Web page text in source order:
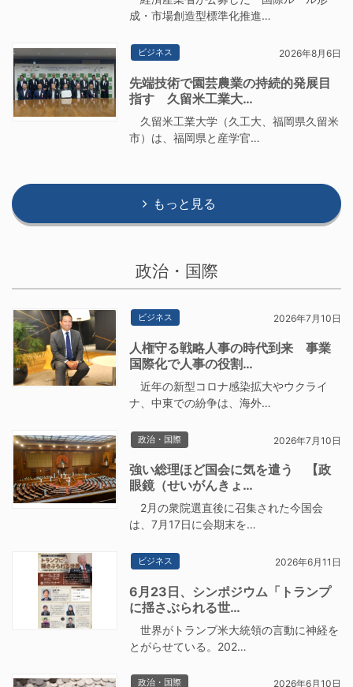
成・市場創造型標準化推進…
ビジネス 2026年8月6日
先端技術で園芸農業の持続的発展目
指す 久留米工業大…
久留米工業大学（久工大、福岡県久留米
市）は、福岡県と産学官…
もっと見る
政治・国際
ビジネス 2026年7月10日
人権守る戦略人事の時代到来 事業
国際化で人事の役割…
近年の新型コロナ感染拡大やウクライ
ナ、中東での紛争は、海外…
政治・国際 2026年7月10日
強い総理ほど国会に気を遣う 【政
眼鏡（せいがんきょ…
2月の衆院選直後に召集された今国会
は、7月17日に会期末を…
ビジネス 2026年6月11日
6月23日、シンポジウム「トランプ
に揺さぶられる世…
世界がトランプ米大統領の言動に神経を
とがらせている。202…
政治・国際 2026年6月10日